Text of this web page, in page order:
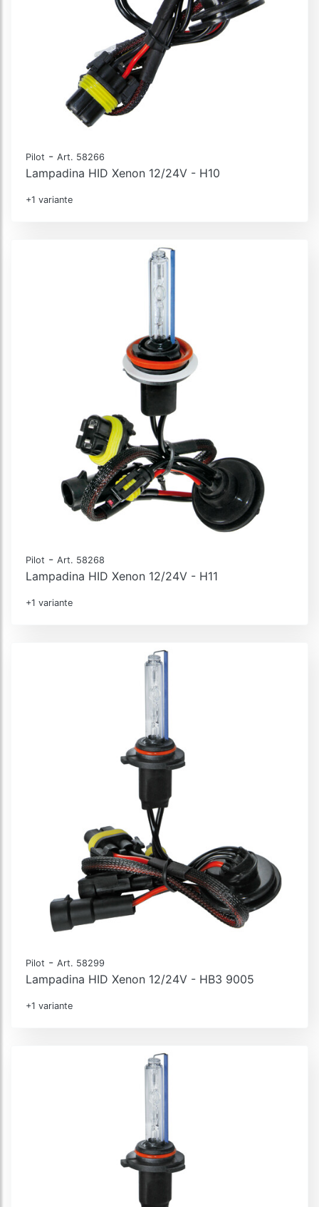
Pilot - Art. 58266
Lampadina HID Xenon 12/24V - H10
+1 variante
Pilot - Art. 58268
Lampadina HID Xenon 12/24V - H11
+1 variante
Pilot - Art. 58299
Lampadina HID Xenon 12/24V - HB3 9005
+1 variante